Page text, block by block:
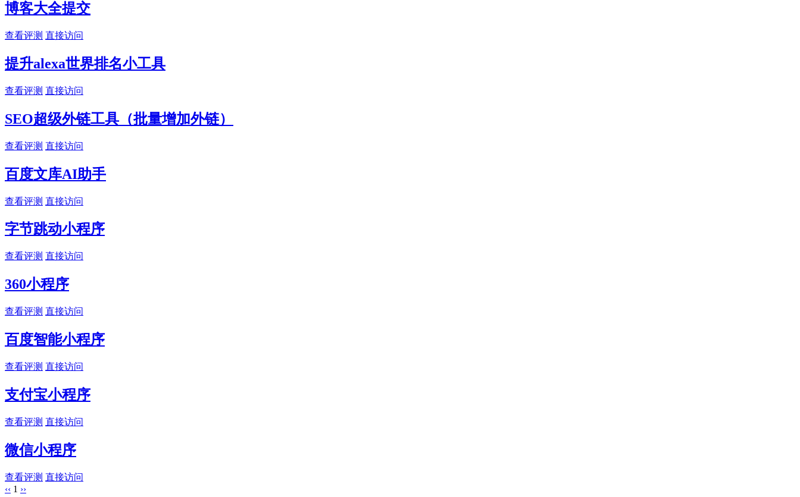
博客大全提交
查看评测 直接访问
提升alexa世界排名小工具
查看评测 直接访问
SEO超级外链工具（批量增加外链）
查看评测 直接访问
百度文库AI助手
查看评测 直接访问
字节跳动小程序
查看评测 直接访问
360小程序
查看评测 直接访问
百度智能小程序
查看评测 直接访问
支付宝小程序
查看评测 直接访问
微信小程序
查看评测 直接访问
‹‹ 1 ››